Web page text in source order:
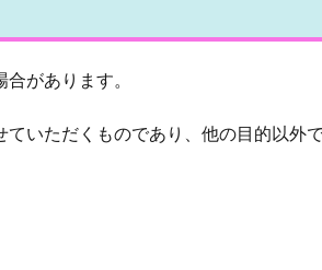
があります。
いただくものであり、他の目的以外